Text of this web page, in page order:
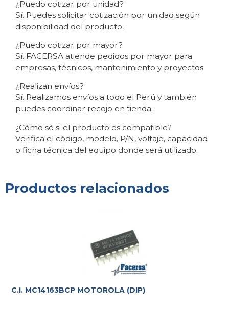
¿Puedo cotizar por unidad?
Sí. Puedes solicitar cotización por unidad según
disponibilidad del producto.
¿Puedo cotizar por mayor?
Sí. FACERSA atiende pedidos por mayor para
empresas, técnicos, mantenimiento y proyectos.
¿Realizan envíos?
Sí. Realizamos envíos a todo el Perú y también
puedes coordinar recojo en tienda.
¿Cómo sé si el producto es compatible?
Verifica el código, modelo, P/N, voltaje, capacidad
o ficha técnica del equipo donde será utilizado.
Productos relacionados
C.I. MC14163BCP MOTOROLA (DIP)